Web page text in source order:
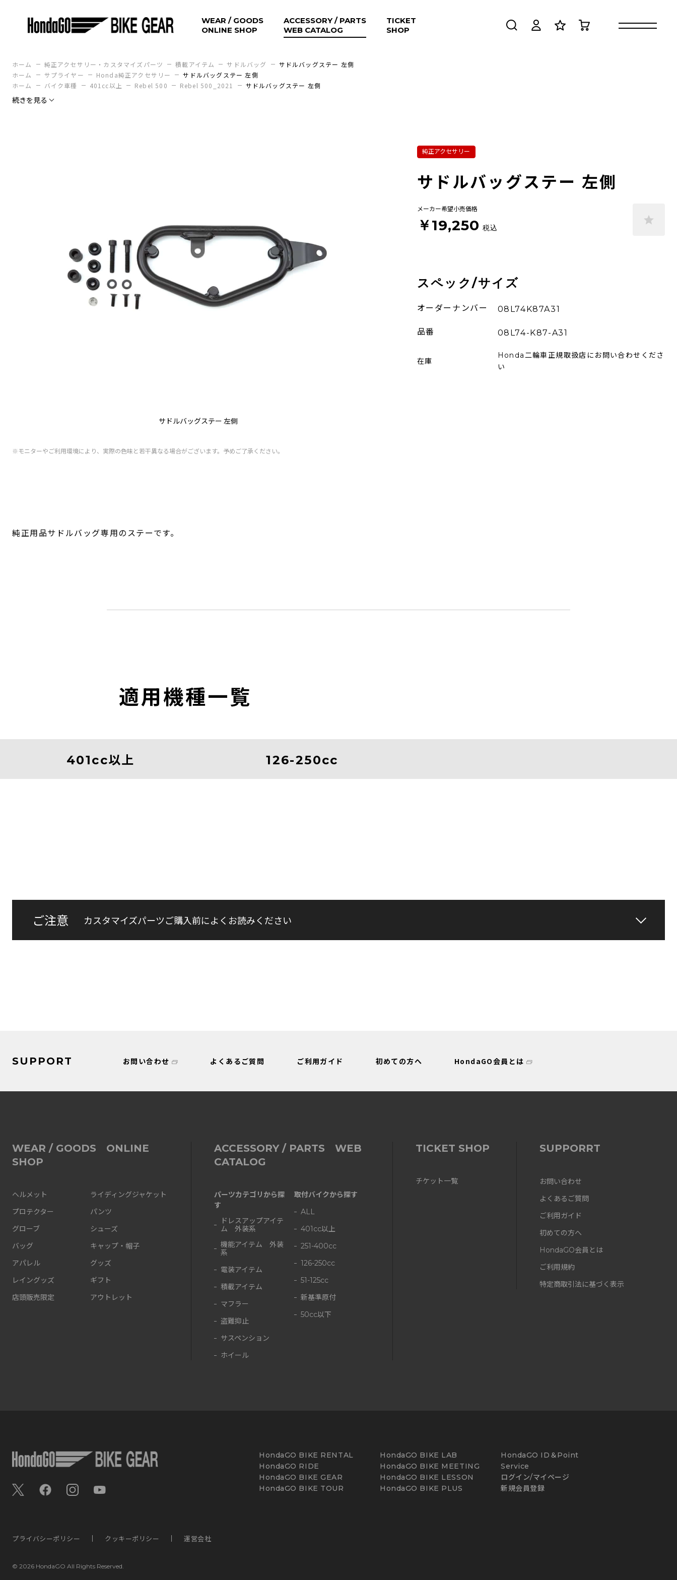
WEAR / GOODS
ONLINE SHOP
ACCESSORY / PARTS
WEB CATALOG
TICKET
SHOP
検索 ログイン お気に入り
ホーム 純正アクセサリー・カスタマイズパーツ 積載アイテム サドルバッグ
サドルバッグステー 左側
ホーム
サプライヤー Honda純正アクセサリー
サドルバッグステー 左側
ホーム
バイク車種 401cc以上 Rebel 500 Rebel 500_2021 サドルバッグステー 左側
続きを見る
サドルバッグステー 左側
※モニターやご利用環境により、実際の色味と若干異なる場合がございます。予めご了承ください。
純正アクセサリー
サドルバッグステー 左側
メーカー希望小売価格
￥19,250 税込
在庫
Honda二輪車正規取扱店にお問い合わせくださ
い
スペック/サイズ
オーダーナンバー 08L74K87A31
品番 08L74-K87-A31
純正用品サドルバッグ専用のステーです。
適用機種一覧
401cc以上 126-250cc
ご注意 カスタマイズパーツご購入前によくお読みください
SUPPORT お問い合わせ よくあるご質問 ご利用ガイド 初めての方へ HondaGO会員とは
WEAR / GOODS ONLINE
SHOP
ヘルメット
ライディングジャケット
プロテクター
パンツ
グローブ
シューズ
バッグ
キャップ・帽子
アパレル
グッズ
レイングッズ
ギフト
店頭販売限定
アウトレット
ACCESSORY / PARTS WEB
CATALOG
パーツカテゴリから探
す
ドレスアップアイテ
ム 外装系
機能アイテム 外装
系
電装アイテム
積載アイテム
マフラー
盗難抑止
サスペンション
ホイール
取付バイクから探す
ALL
401cc以上
251-400cc
126-250cc
51-125cc
新基準原付
50cc以下
TICKET SHOP
チケット一覧
SUPPORRT
お問い合わせ
よくあるご質問
ご利用ガイド
初めての方へ
HondaGO会員とは
ご利用規約
特定商取引法に基づく表示
HondaGO BIKE RENTAL
HondaGO RIDE
HondaGO BIKE GEAR
HondaGO BIKE TOUR
HondaGO BIKE LAB
HondaGO BIKE MEETING
HondaGO BIKE LESSON
HondaGO BIKE PLUS
HondaGO ID＆Point
Service
ログイン/マイページ
新規会員登録
プライバシーポリシー クッキーポリシー 運営会社
© 2026 HondaGO All Rights Reserved.